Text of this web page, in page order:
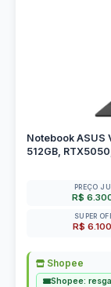
Notebook ASUS
512GB,
PREÇO
R$
SUPER
R$
Shopee
Shopee: